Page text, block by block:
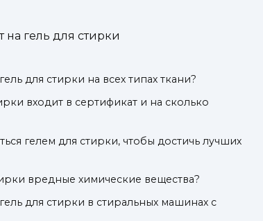
на гель для стирки
для стирки на всех типах ткани?
входит в сертификат и на сколько
гелем для стирки, чтобы достичь лучших
вредные химические вещества?
для стирки в стиральных машинах с